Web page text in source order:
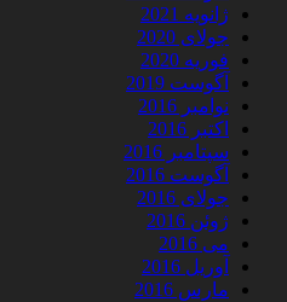
ژانویه 2021
جولای 2020
فوریه 2020
آگوست 2019
نوامبر 2016
اکتبر 2016
سپتامبر 2016
آگوست 2016
جولای 2016
ژوئن 2016
می 2016
آوریل 2016
مارس 2016